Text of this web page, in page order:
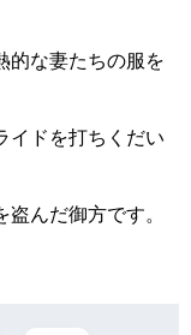
的な妻たちの服を
イドを打ちくだい
んだ御方です。